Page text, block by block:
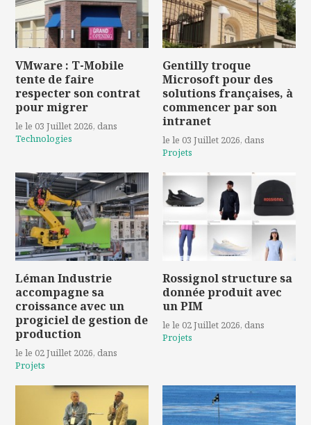
VMware : T-Mobile
tente de faire
respecter son contrat
pour migrer
le le 03 Juillet 2026, dans
Technologies
Gentilly troque
Microsoft pour des
solutions françaises, à
commencer par son
intranet
le le 03 Juillet 2026, dans
Projets
Léman Industrie
accompagne sa
croissance avec un
progiciel de gestion de
production
le le 02 Juillet 2026, dans
Projets
Rossignol structure sa
donnée produit avec
un PIM
le le 02 Juillet 2026, dans
Projets